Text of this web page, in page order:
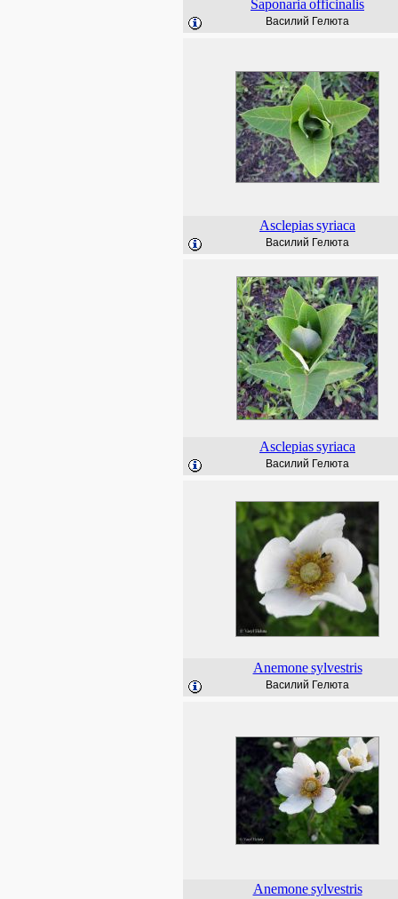
Saponaria officinalis
Василий Гелюта
Asclepiassyriaca
Василий Гелюта
Asclepiassyriaca
Василий Гелюта
Anemone sylvestris
Василий Гелюта
Anemone sylvestris